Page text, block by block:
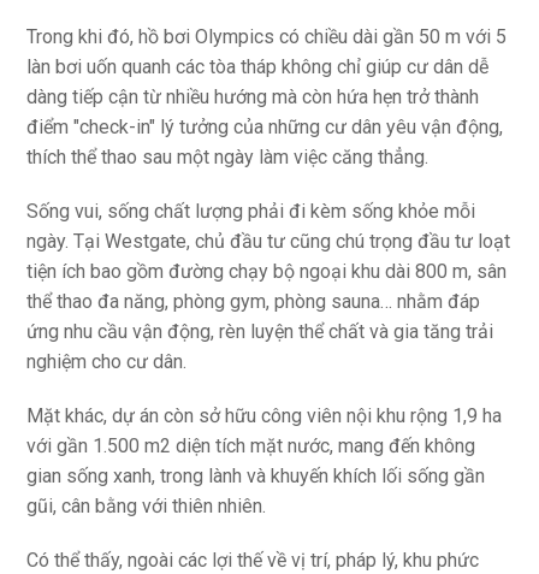
Trong khi đó, hồ bơi Olympics có chiều dài gần 50 m với 5
làn bơi uốn quanh các tòa tháp không chỉ giúp cư dân dễ
dàng tiếp cận từ nhiều hướng mà còn hứa hẹn trở thành
điểm "check-in" lý tưởng của những cư dân yêu vận động,
thích thể thao sau một ngày làm việc căng thẳng.
Sống vui, sống chất lượng phải đi kèm sống khỏe mỗi
ngày. Tại Westgate, chủ đầu tư cũng chú trọng đầu tư loạt
tiện ích bao gồm đường chạy bộ ngoại khu dài 800 m, sân
thể thao đa năng, phòng gym, phòng sauna… nhằm đáp
ứng nhu cầu vận động, rèn luyện thể chất và gia tăng trải
nghiệm cho cư dân.
Mặt khác, dự án còn sở hữu công viên nội khu rộng 1,9 ha
với gần 1.500 m2 diện tích mặt nước, mang đến không
gian sống xanh, trong lành và khuyến khích lối sống gần
gũi, cân bằng với thiên nhiên.
Có thể thấy, ngoài các lợi thế về vị trí, pháp lý, khu phức